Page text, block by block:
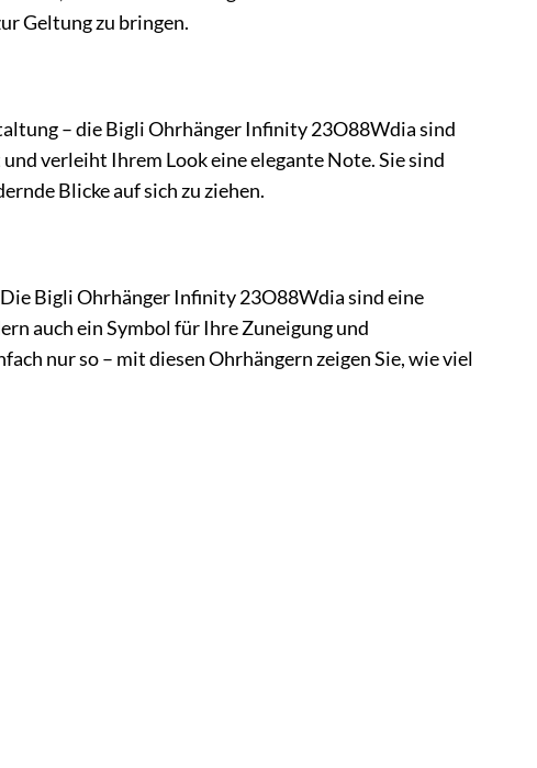
Geltung zu bringen.
– die Bigli Ohrhänger Infinity 23O88Wdia sind
verleiht Ihrem Look eine elegante Note. Sie sind
Blicke auf sich zu ziehen.
Bigli Ohrhänger Infinity 23O88Wdia sind eine
auch ein Symbol für Ihre Zuneigung und
nur so – mit diesen Ohrhängern zeigen Sie, wie viel